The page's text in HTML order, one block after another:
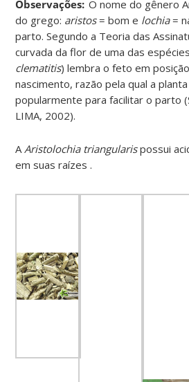
Observações: O nome do gênero
do grego: aristos= bom e lochia =
parto. Segundo a Teoria das
curvada da flor de uma das
clematitis) lembra o feto em
nascimento, razão pela qual a
popularmente para facilitar o parto
LIMA, 2002).
A Aristolochia triangularispossui
em suas raízes .